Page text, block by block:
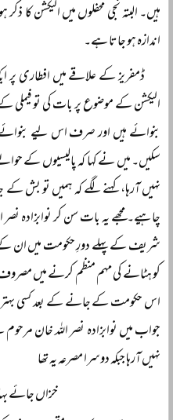
ہیں۔ البتہ نجی محفلوں میں الیکشن کا
اندازہ ہو جاتا ہے۔
ڈمفریز کے علاقے میں افطاری پر
الیکشن کے موضوع پر بات کی تو فیملی
بنوائے ہیں اور صرف اس لیے
سکیں۔ میں نے کہا کہ پالیسیوں کے
نہیں آرہا، کہنے لگے کہ ہمیں تو
چاہیے۔ مجھے یہ بات سن کر نوابزادہ
شریف کے پہلے دورِ حکومت میں ان
کو ہٹانے کی مہم منظم کرنے میں
اس حکومت کے جانے کے بعد کسی
جواب میں نوابزادہ نصر اللہ خان
نہیں آرہا جبکہ دوسرا مصرعہ یہ تھا
خزاں جائے